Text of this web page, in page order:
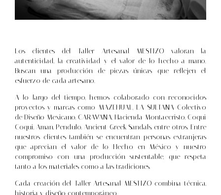
Los clientes del Taller Artesanal MESTIZO valoran la
autenticidad, la creatividad y el valor de lo hecho a mano.
Buscan una producción de piezas únicas que reflejen el
esfuerzo de cada artesano.
A lo largo del tiempo, hemos colaborado con reconocidos
proyectos y marcas como MAZEHUAL, LA SULTANA Colectivo
de Diseño Mexicano, CARAVANA, Hacienda Montaecristo, Coqui
Coqui, Aman, Pendulo, Ancient Greek Sandals, entre otros. Entre
nuestros clientes también se encuentran personas extranjeras
que aprecian el valor de lo Hecho en México y nuestro
compromiso con una producción sustentable, que respeta
tanto a los materiales como a las tradiciones.
Cada creación del Taller Artesanal MESTIZO combina técnica,
historia y diseño contemporáneo.